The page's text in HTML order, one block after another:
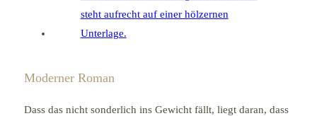
Moderner Roman
Dass das nicht sonderlich ins Gewicht fällt, liegt daran, dass